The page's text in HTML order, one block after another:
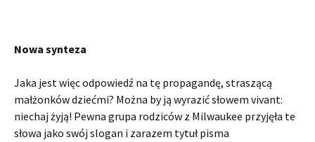
Nowa synteza
Jaka jest więc odpowiedź na tę propagandę, straszącą
małżonków dziećmi? Można by ją wyrazić słowem vivant:
niechaj żyją! Pewna grupa rodziców z Milwaukee przyjęła te
słowa jako swój slogan i zarazem tytuł pisma